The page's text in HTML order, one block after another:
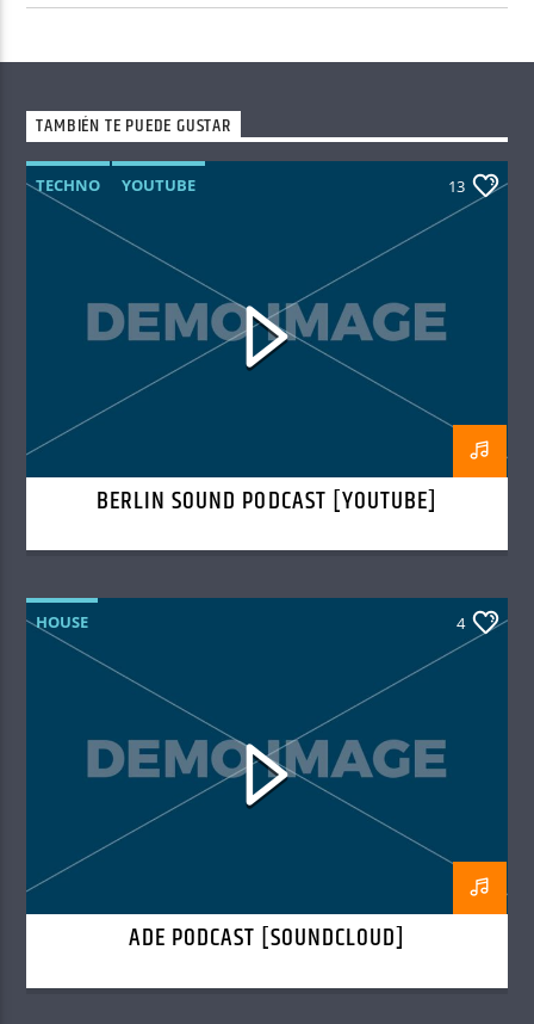
TAMBIÉN TE PUEDE GUSTAR
TECHNO YOUTUBE 13
BERLIN SOUND PODCAST [YOUTUBE]
HOUSE 4
ADE PODCAST [SOUNDCLOUD]